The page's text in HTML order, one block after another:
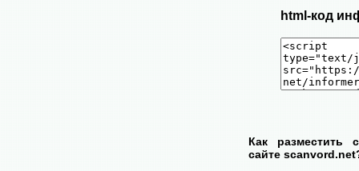
html-код
Как разместить
сайте